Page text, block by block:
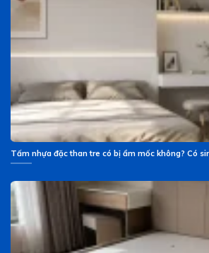
Tấm nhựa đặc than tre có bị ẩm mốc không? Có